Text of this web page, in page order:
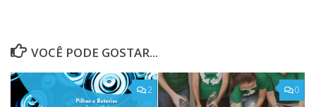
VOCÊ PODE GOSTAR...
2 0